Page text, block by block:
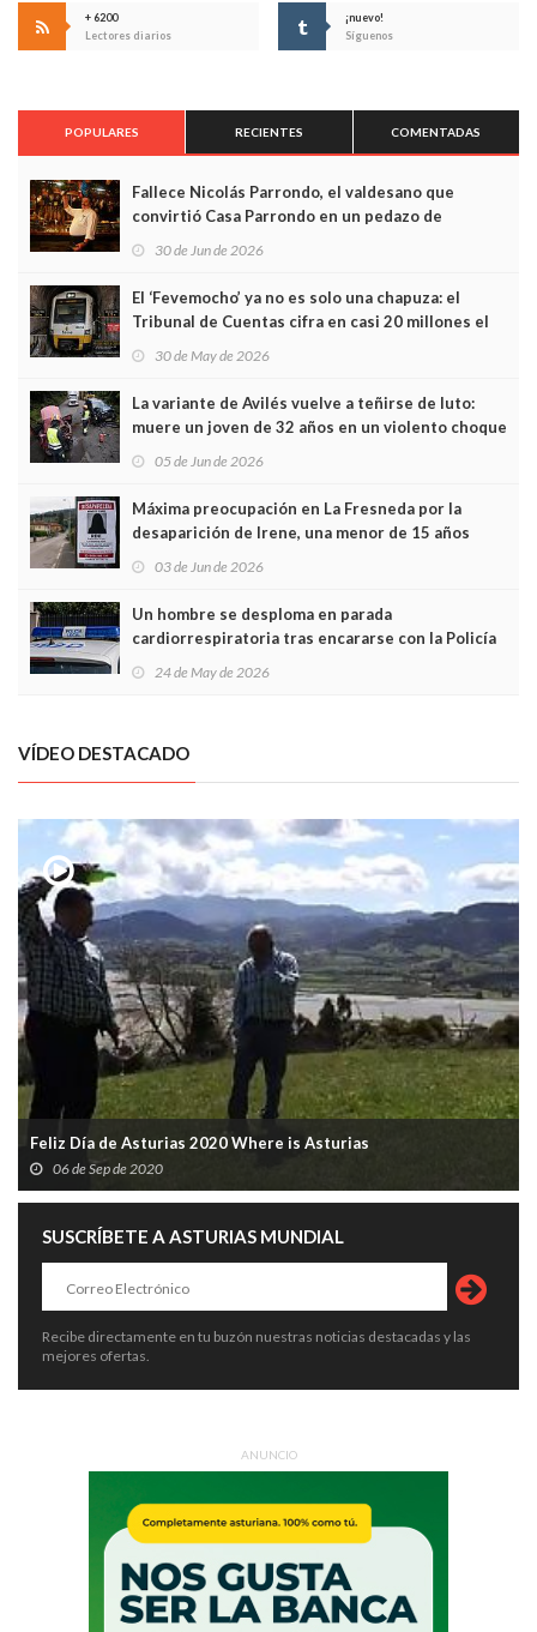
+ 6200
Lectores diarios
¡nuevo!
Síguenos
POPULARES RECIENTES COMENTADAS
Fallece Nicolás Parrondo, el valdesano que
convirtió Casa Parrondo en un pedazo de
30 de Jun de 2026
El ‘Fevemocho’ ya no es solo una chapuza: el
Tribunal de Cuentas cifra en casi 20 millones el
30 de May de 2026
La variante de Avilés vuelve a teñirse de luto:
muere un joven de 32 años en un violento choque
05 de Jun de 2026
Máxima preocupación en La Fresneda por la
desaparición de Irene, una menor de 15 años
03 de Jun de 2026
Un hombre se desploma en parada
cardiorrespiratoria tras encararse con la Policía
24 de May de 2026
VÍDEO DESTACADO
Feliz Día de Asturias 2020 Where is Asturias
06 de Sep de 2020
SUSCRÍBETE A ASTURIAS MUNDIAL
Recibe directamente en tu buzón nuestras noticias destacadas y las
mejores ofertas.
ANUNCIO